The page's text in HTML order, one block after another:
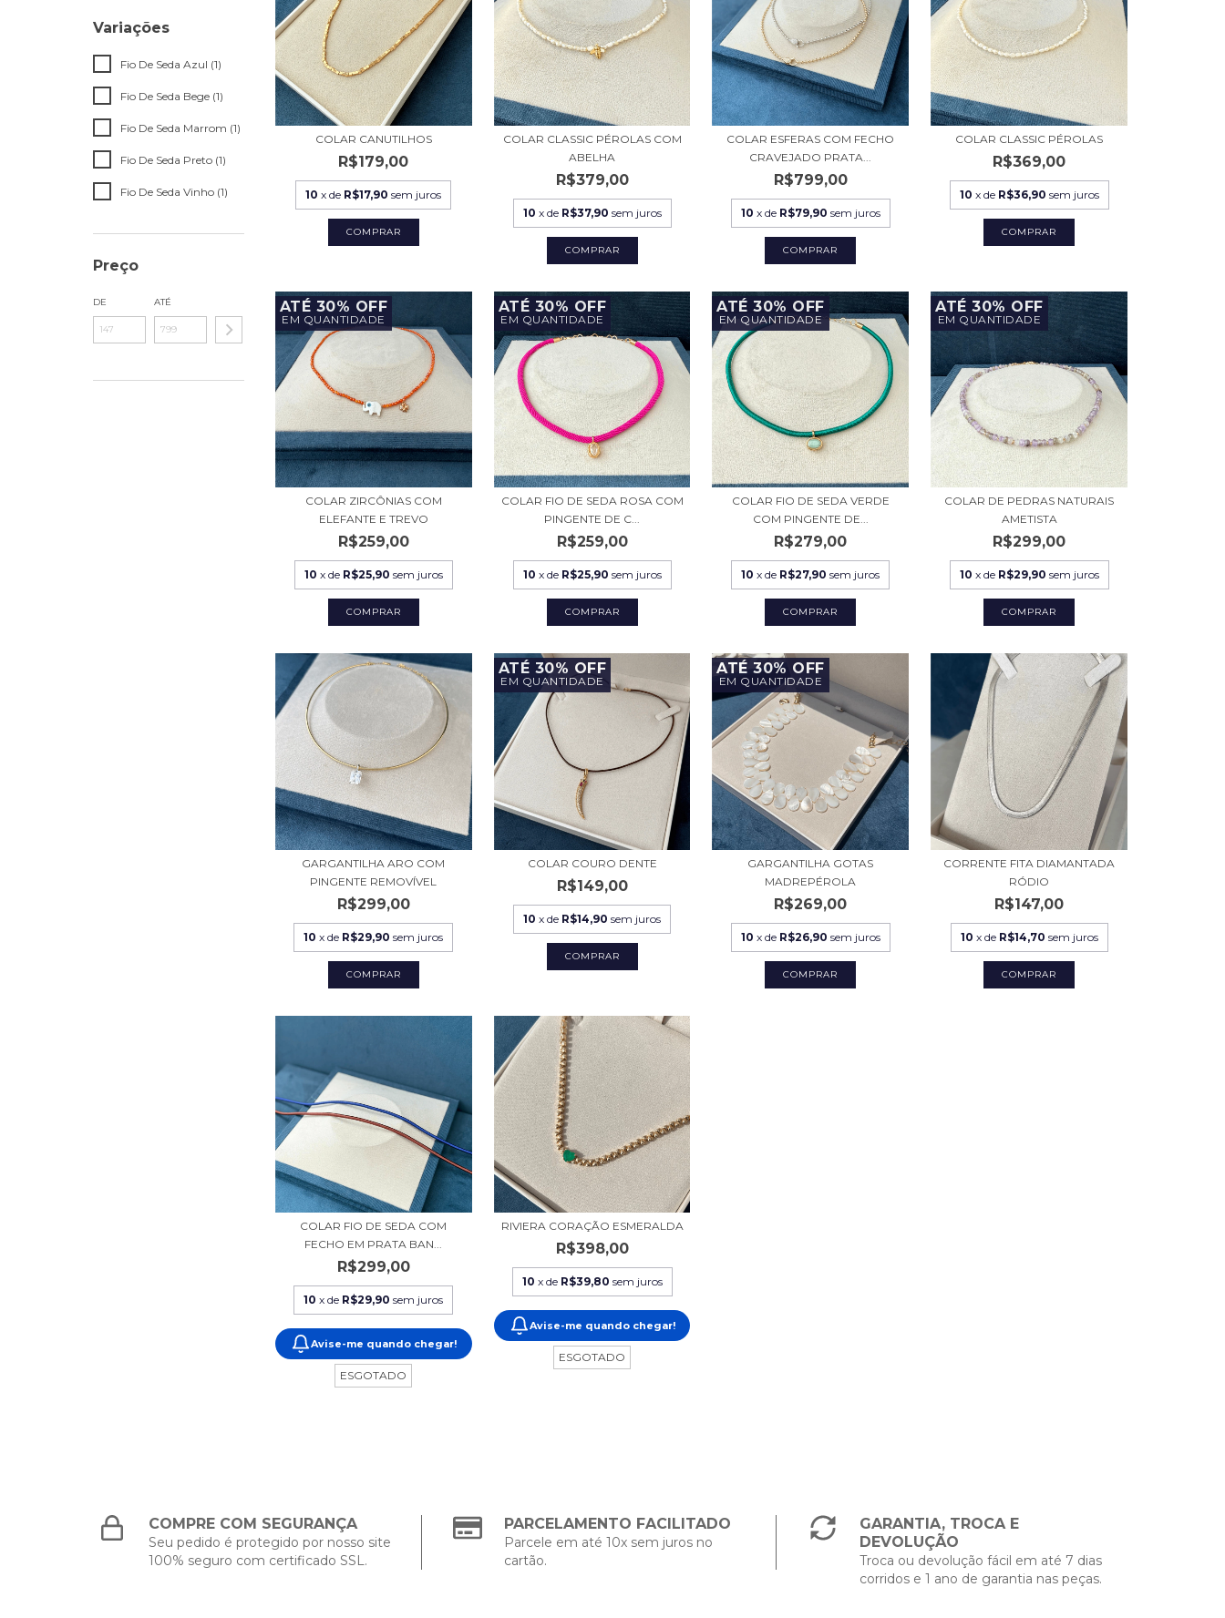
Variações
Fio De Seda Azul (1)
Fio De Seda Bege (1)
Fio De Seda Marrom (1)
Fio De Seda Preto (1)
Fio De Seda Vinho (1)
Preço
DE ATÉ
COLAR CANUTILHOS
R$179,00
10 x de R$17,90 sem juros
COLAR CLASSIC PÉROLAS COM
ABELHA
R$379,00
10 x de R$37,90 sem juros
COLAR ESFERAS COM FECHO
CRAVEJADO PRATA...
R$799,00
10 x de R$79,90 sem juros
COMPRAR
COLAR CLASSIC PÉROLAS
R$369,00
10 x de R$36,90 sem juros
ATÉ 30% OFF
EM QUANTIDADE
COLAR ZIRCÔNIAS COM
ELEFANTE E TREVO
R$259,00
10 x de R$25,90 sem juros
ATÉ 30% OFF
EM QUANTIDADE
COLAR FIO DE SEDA ROSA COM
PINGENTE DE C...
R$259,00
10 x de R$25,90 sem juros
ATÉ 30% OFF
EM QUANTIDADE
COLAR FIO DE SEDA VERDE
COM PINGENTE DE...
R$279,00
10 x de R$27,90 sem juros
ATÉ 30% OFF
EM QUANTIDADE
COLAR DE PEDRAS NATURAIS
AMETISTA
R$299,00
10 x de R$29,90 sem juros
GARGANTILHA ARO COM
PINGENTE REMOVÍVEL
R$299,00
10 x de R$29,90 sem juros
ATÉ 30% OFF
EM QUANTIDADE
COLAR COURO DENTE
R$149,00
10 x de R$14,90 sem juros
ATÉ 30% OFF
EM QUANTIDADE
GARGANTILHA GOTAS
MADREPÉROLA
R$269,00
10 x de R$26,90 sem juros
CORRENTE FITA DIAMANTADA
RÓDIO
R$147,00
10 x de R$14,70 sem juros
COLAR FIO DE SEDA COM
FECHO EM PRATA BAN...
R$299,00
10 x de R$29,90 sem juros
Avise-me quando chegar!
ESGOTADO
RIVIERA CORAÇÃO ESMERALDA
R$398,00
10 x de R$39,80 sem juros
Avise-me quando chegar!
ESGOTADO
COMPRE COM SEGURANÇA
Seu pedido é protegido por nosso site
100% seguro com certificado SSL.
PARCELAMENTO FACILITADO
Parcele em até 10x sem juros no
cartão.
GARANTIA, TROCA E
DEVOLUÇÃO
Troca ou devolução fácil em até 7 dias
corridos e 1 ano de garantia nas peças.